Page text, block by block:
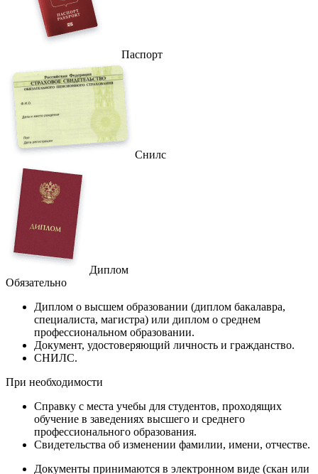
Паспорт
Снилс
Диплом
Обязательно
Диплом о высшем образовании (диплом бакалавра,
специалиста, магистра) или диплом о среднем
профессиональном образовании.
Документ, удостоверяющий личность и гражданство.
СНИЛС.
При необходимости
Справку с места учебы для студентов, проходящих
обучение в заведениях высшего и среднего
профессионального образования.
Свидетельства об изменении фамилии, имени, отчестве.
Документы принимаются в электронном виде (скан или